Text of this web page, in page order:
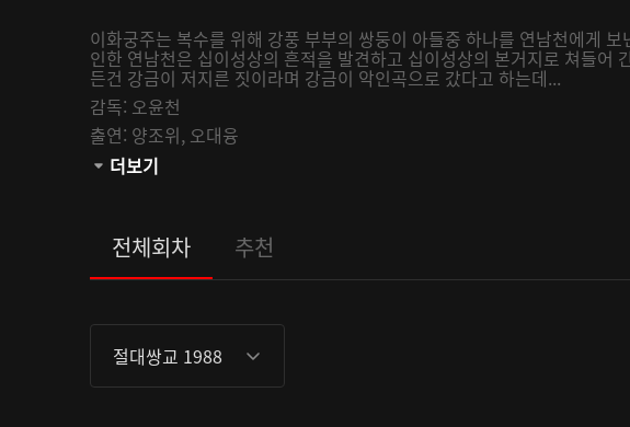
이화궁주는 복수를 위해 강풍 부부의 쌍둥이 아들중 하나를 연남천에게
인한 연남천은 십이성상의 흔적을 발견하고 십이성상의 본거지로 쳐들어
든건 강금이 저지른 짓이라며 강금이 악인곡으로 갔다고 하는데...
감독: 오윤천
출연: 양조위, 오대융
관람등급:
더보기
전체회차 추천
절대쌍교 1988